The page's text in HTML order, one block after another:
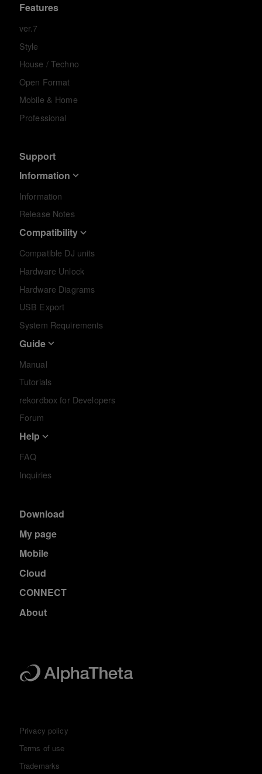
Features
ver.7
Style
House / Techno
Open Format
Mobile & Home
Professional
Support
Information
Information
Release Notes
Compatibility
Compatible DJ units
Hardware Unlock
Hardware Diagrams
USB Export
System Requirements
Guide
Manual
Tutorials
rekordbox for Developers
Forum
Help
FAQ
Inquiries
Download
My page
Mobile
Cloud
CONNECT
About
Privacy policy
Terms of use
Trademarks